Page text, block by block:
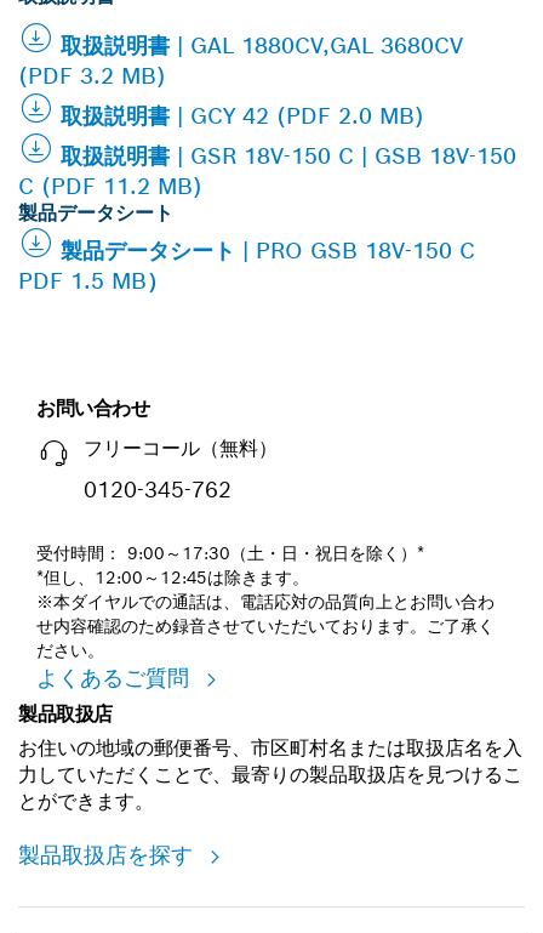
取扱説明書 | GAL 1880CV,GAL 3680CV
(PDF 3.2 MB)
取扱説明書 | GCY 42 (PDF 2.0 MB)
取扱説明書 | GSR 18V-150 C | GSB 18V-150
C (PDF 11.2 MB)
製品データシート
製品データシート | PRO GSB 18V-150 C
PDF 1.5 MB）
お問い合わせ
フリーコール（無料）
0120-345-762
受付時間： 9:00～17:30（土・日・祝日を除く）*
*但し、12:00～12:45は除きます。
※本ダイヤルでの通話は、電話応対の品質向上とお問い合わ
せ内容確認のため録音させていただいております。ご了承く
ださい。
よくあるご質問
製品取扱店
お住いの地域の郵便番号、市区町村名または取扱店名を入
力していただくことで、最寄りの製品取扱店を見つけるこ
とができます。
製品取扱店を探す